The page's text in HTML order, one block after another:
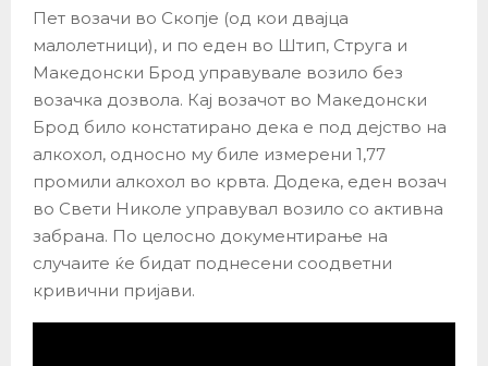
Пет возачи во Скопје (од кои двајца
малолетници), и по еден во Штип, Струга и
Македонски Брод управувале возило без
возачка дозвола. Кај возачот во Македонски
Брод било констатирано дека е под дејство на
алкохол, односно му биле измерени 1,77
промили алкохол во крвта. Додека, еден возач
во Свети Николе управувал возило со активна
забрана. По целосно документирање на
случаите ќе бидат поднесени соодветни
кривични пријави.